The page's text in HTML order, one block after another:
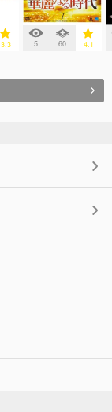
3.3 5 60 4.1